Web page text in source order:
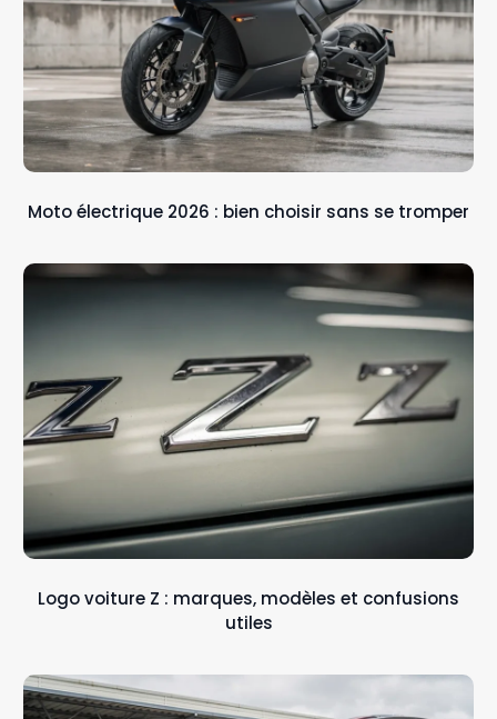
Moto électrique 2026 : bien choisir sans se tromper
Logo voiture Z : marques, modèles et confusions
utiles